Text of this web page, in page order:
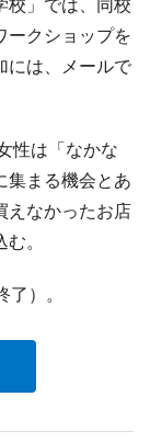
ークショップを
には、メールで
性は「なかな
集まる機会とあ
えなかったお店
。
）。